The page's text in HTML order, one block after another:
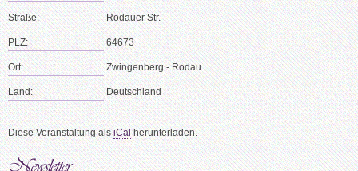
Straße: Rodauer Str.
PLZ: 64673
Ort: Zwingenberg - Rodau
Land: Deutschland
Diese Veranstaltung alsiCalherunterladen.